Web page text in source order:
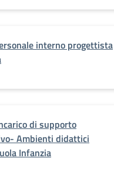
interno progettista
di supporto
Ambienti didattici
Infanzia